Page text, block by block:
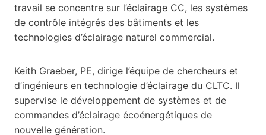
travail se concentre sur l’éclairage CC, les systèmes
de contrôle intégrés des bâtiments et les
technologies d’éclairage naturel commercial.
Keith Graeber, PE, dirige l’équipe de chercheurs et
d’ingénieurs en technologie d’éclairage du CLTC. Il
supervise le développement de systèmes et de
commandes d’éclairage écoénergétiques de
nouvelle génération.